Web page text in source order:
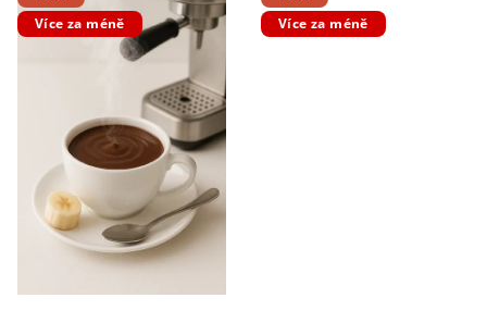
Více za méně
Více za méně